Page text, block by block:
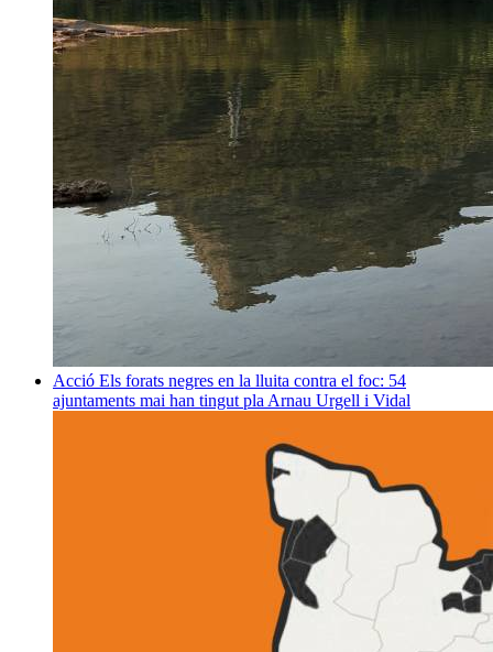
Acció Els forats negres en la lluita contra el foc: 54
ajuntaments mai han tingut pla Arnau Urgell i Vidal